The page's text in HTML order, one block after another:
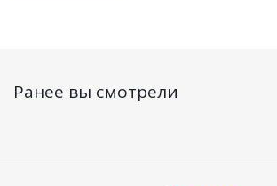
Ранее вы смотрели